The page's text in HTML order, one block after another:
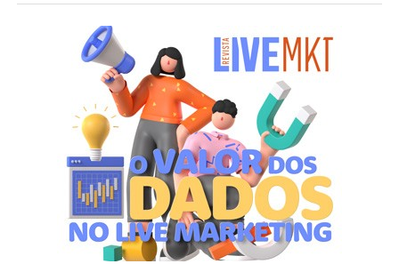
casa entre 2023 e 2025. Em sua trajetória corporativa,
Fiuza reúne experiência em operações publicitárias como
Mutato, Publicis Brasil, DPZ e Neogama/BBH.
“Eto e Marcelo têm expertises distintas e
complementares, além de já terem trabalhado juntos e
conhecerem profundamente o DNA da Cheil – sabendo
muito bem navegar pelas diversas disciplinas e
plataformas que oferecemos para nossos clientes.
Acreditamos que essa liderança compartilhada trará uma
série de benefícios para os processos, além de
resultados ainda mais efetivos para nossos projetos e